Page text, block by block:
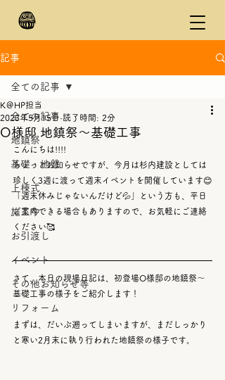
記事
全ての記事
地鎮祭
基礎・地盤
上棟式
施工中
お引渡し
イベント
その他お知らせ等
リフォーム
全ての記事
O様邸 地鎮祭～基礎工事
K＠HP担当
2023年5月15日 読了時間: 2分
こんにちは!!!!
ちょっとお知らせですが、今月は杉内建設としては
珍しく3週に渡って週末イベントを開催しています😊
「週末休みじゃないんだけど💦」という方も、平日
ご案内できる場合もありますので、お気軽にご連絡
ください🥰
さて、本日の現場日記は、初登場O様邸の地鎮祭～
基礎工事の様子をご紹介します！
まずは、だいぶ遡ってしまいますが、まだしっかり
と寒い2月末に執り行われた地鎮祭の様子です。